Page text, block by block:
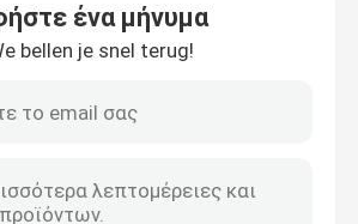
μεταφορέων
μεταφορέων
ένα μήνυμα
bellen je snel terug!